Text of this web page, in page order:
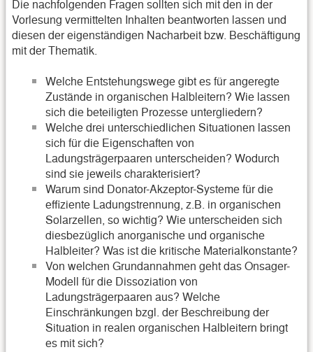
Die nachfolgenden Fragen sollten sich mit den in der
Vorlesung vermittelten Inhalten beantworten lassen und
diesen der eigenständigen Nacharbeit bzw. Beschäftigung
mit der Thematik.
Welche Entstehungswege gibt es für angeregte
Zustände in organischen Halbleitern? Wie lassen
sich die beteiligten Prozesse untergliedern?
Welche drei unterschiedlichen Situationen lassen
sich für die Eigenschaften von
Ladungsträgerpaaren unterscheiden? Wodurch
sind sie jeweils charakterisiert?
Warum sind Donator-Akzeptor-Systeme für die
effiziente Ladungstrennung, z.B. in organischen
Solarzellen, so wichtig? Wie unterscheiden sich
diesbezüglich anorganische und organische
Halbleiter? Was ist die kritische Materialkonstante?
Von welchen Grundannahmen geht das Onsager-
Modell für die Dissoziation von
Ladungsträgerpaaren aus? Welche
Einschränkungen bzgl. der Beschreibung der
Situation in realen organischen Halbleitern bringt
es mit sich?